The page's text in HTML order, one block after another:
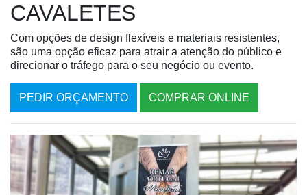
CAVALETES
Com opções de design flexíveis e materiais resistentes,
são uma opção eficaz para atrair a atenção do público e
direcionar o tráfego para o seu negócio ou evento.
PEDIR ORÇAMENTO COMPRAR ONLINE